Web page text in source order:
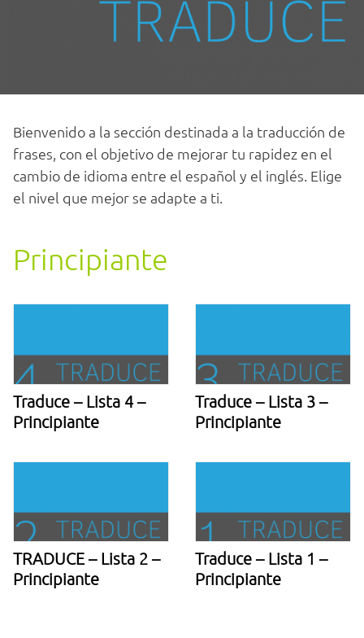
Bienvenido a la sección destinada a la traducción de
frases, con el objetivo de mejorar tu rapidez en el
cambio de idioma entre el español y el inglés. Elige
el nivel que mejor se adapte a ti.
Principiante
Traduce – Lista 4 –
Principiante
Traduce – Lista 3 –
Principiante
TRADUCE – Lista 2 –
Principiante
Traduce – Lista 1 –
Principiante